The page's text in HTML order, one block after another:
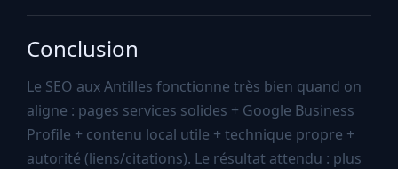
Conclusion
Le SEO aux Antilles fonctionne très bien quand on
aligne : pages services solides + Google Business
Profile + contenu local utile + technique propre +
autorité (liens/citations). Le résultat attendu : plus